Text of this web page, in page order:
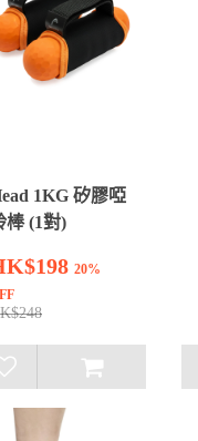
1KG 矽膠啞
棒 (1對)
20%